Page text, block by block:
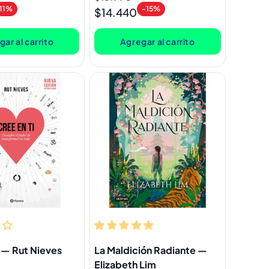
al carrito
habitual
de
oferta
$14.440 -15%
Agregar al carrito
— Rut Nieves
La Maldición Radiante —
Elizabeth Lim